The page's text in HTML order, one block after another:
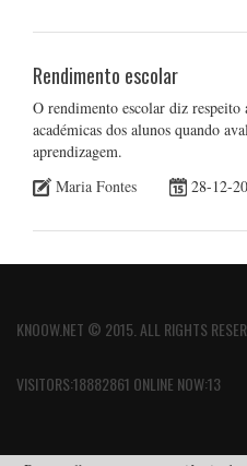
Rendimento escolar
O rendimento escolar diz respeito
académicas dos alunos quando
aprendizagem.
Maria Fontes
28-12-
KNOOW.NET © 2015. ALL RIGHTS
VISITORS:18882861 ONLINE NOW:13